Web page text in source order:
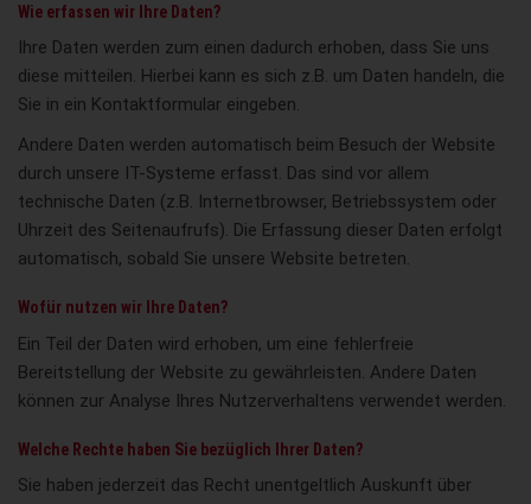
Wie erfassen wir Ihre Daten?
Ihre Daten werden zum einen dadurch erhoben, dass Sie uns
diese mitteilen. Hierbei kann es sich z.B. um Daten handeln, die
Sie in ein Kontaktformular eingeben.
Andere Daten werden automatisch beim Besuch der Website
durch unsere IT-Systeme erfasst. Das sind vor allem
technische Daten (z.B. Internetbrowser, Betriebssystem oder
Uhrzeit des Seitenaufrufs). Die Erfassung dieser Daten erfolgt
automatisch, sobald Sie unsere Website betreten.
Wofür nutzen wir Ihre Daten?
Ein Teil der Daten wird erhoben, um eine fehlerfreie
Bereitstellung der Website zu gewährleisten. Andere Daten
können zur Analyse Ihres Nutzerverhaltens verwendet werden.
Welche Rechte haben Sie bezüglich Ihrer Daten?
Sie haben jederzeit das Recht unentgeltlich Auskunft über